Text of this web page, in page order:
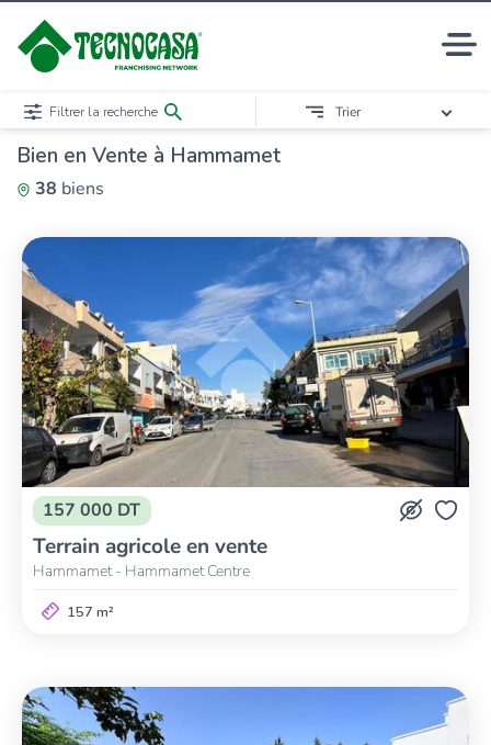
Bien en Vente à Hammamet
38 biens
Filtrer la recherche Trier
157 000 DT
Terrain agricole en vente
Hammamet - Hammamet Centre
157 m²